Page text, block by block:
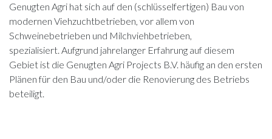
Genugten Agri hat sich auf den (schlüsselfertigen) Bau von
modernen Viehzuchtbetrieben, vor allem von
Schweinebetrieben und Milchviehbetrieben,
spezialisiert. Aufgrund jahrelanger Erfahrung auf diesem
Gebiet ist die Genugten Agri Projects B.V. häufig an den ersten
Plänen für den Bau und/oder die Renovierung des Betriebs
beteiligt.